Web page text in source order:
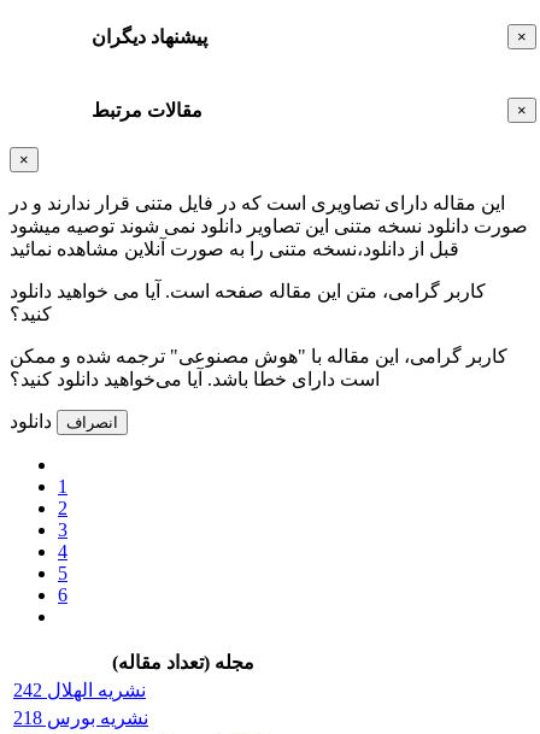
× پیشنهاد دیگران
× مقالات مرتبط
×
این مقاله دارای تصاویری است که در فایل متنی قرار ندارند و در
صورت دانلود نسخه متنی این تصاویر دانلود نمی شوند توصیه میشود
قبل از دانلود،نسخه متنی را به صورت آنلاین مشاهده نمائید
کاربر گرامی، متن این مقاله صفحه است. آیا می خواهید دانلود
کنید؟
کاربر گرامی، این مقاله با "هوش مصنوعی" ترجمه شده و ممکن
است دارای خطا باشد. آیا می‌خواهید دانلود کنید؟
دانلود انصراف
1
2
3
4
5
6
مجله (تعداد مقاله)
نشریه الهلال 242
نشریه بورس 218